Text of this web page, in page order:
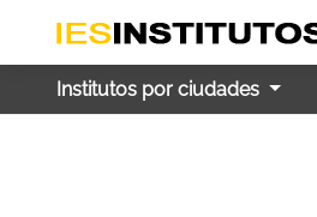
Institutos por ciudades